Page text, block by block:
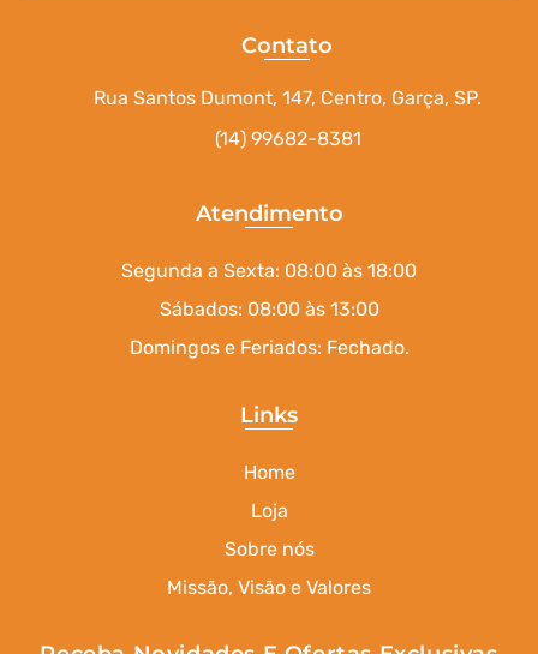
Contato
Rua Santos Dumont, 147, Centro, Garça, SP.
(14) 99682-8381
Atendimento
Segunda a Sexta: 08:00 às 18:00
Sábados: 08:00 às 13:00
Domingos e Feriados: Fechado.
Links
Home
Loja
Sobre nós
Missão, Visão e Valores